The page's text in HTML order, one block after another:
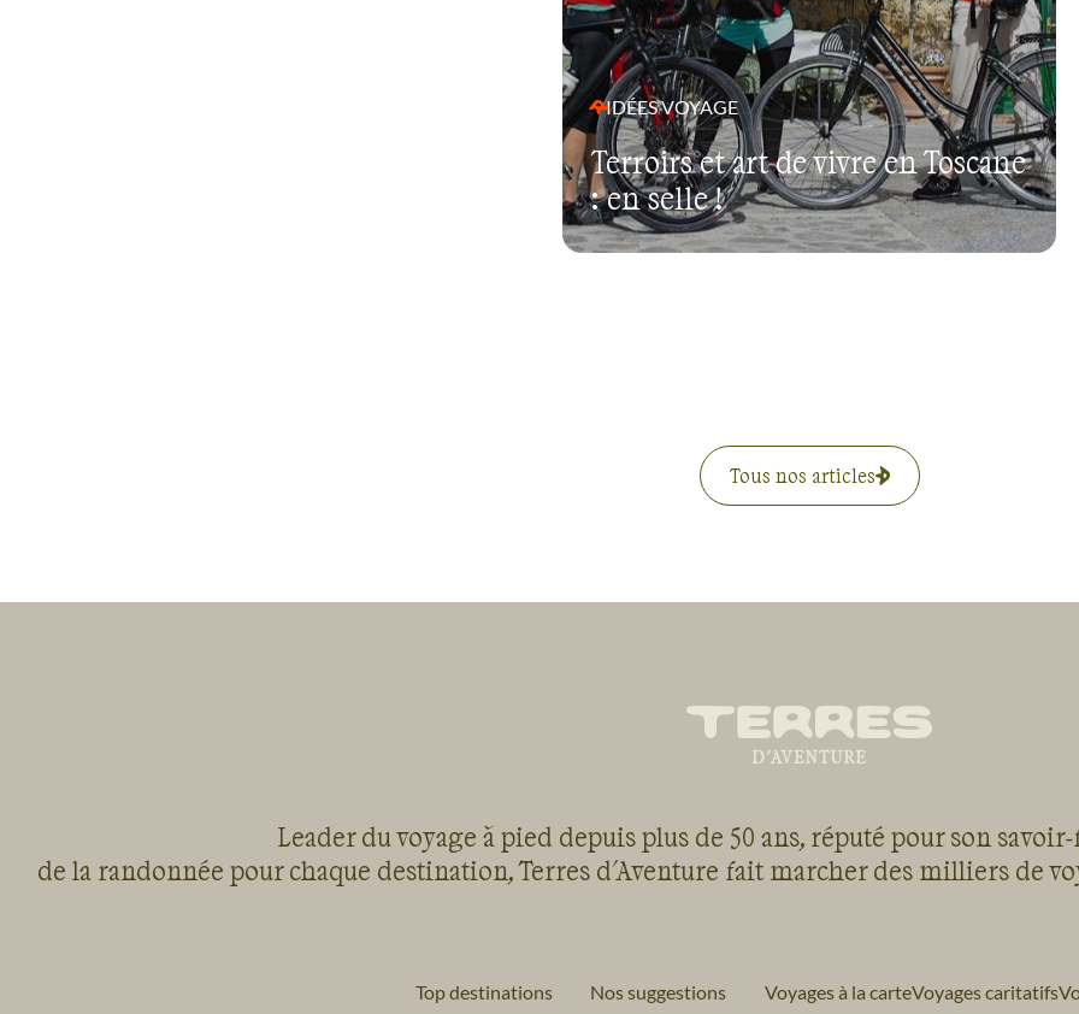
IDÉES VOYAGE
Terroirs et art de vivre en Toscane
: en selle !
Tous nos articles
Leader du voyage à pied depuis plus de 50 ans, réputé pour son
de la randonnée pour chaque destination, Terres d'Aventure fait marcher des milliers de
Top destinations
Nos suggestions
Voyages à la carteVoyages caritatifs